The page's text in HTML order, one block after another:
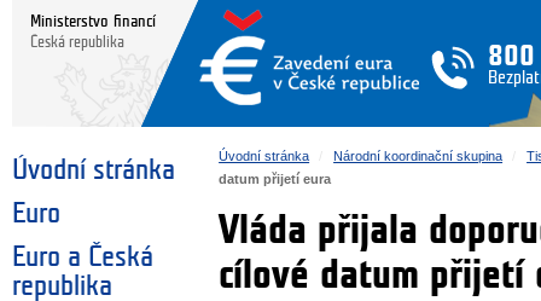
Ministerstvo financí
Česká republika
800
Úvodní stránka
Euro
Euro a Česká
republika
Úvodní stránka Národní koordinační skupina
datum přijetí eura
Vláda přijala
cílové datum přijetí